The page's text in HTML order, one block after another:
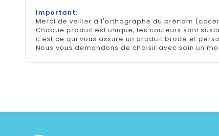
Important:
Merci de veiller à l'orthographe du prénom
Chaque produit est unique, les couleurs sont
c'est ce qui vous assure un produit brodé et
Nous vous demandons de choisir avec soin un